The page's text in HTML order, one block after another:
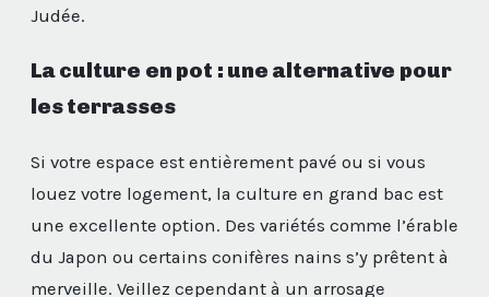
Judée.
La culture en pot : une alternative pour
les terrasses
Si votre espace est entièrement pavé ou si vous
louez votre logement, la culture en grand bac est
une excellente option. Des variétés comme l’érable
du Japon ou certains conifères nains s’y prêtent à
merveille. Veillez cependant à un arrosage